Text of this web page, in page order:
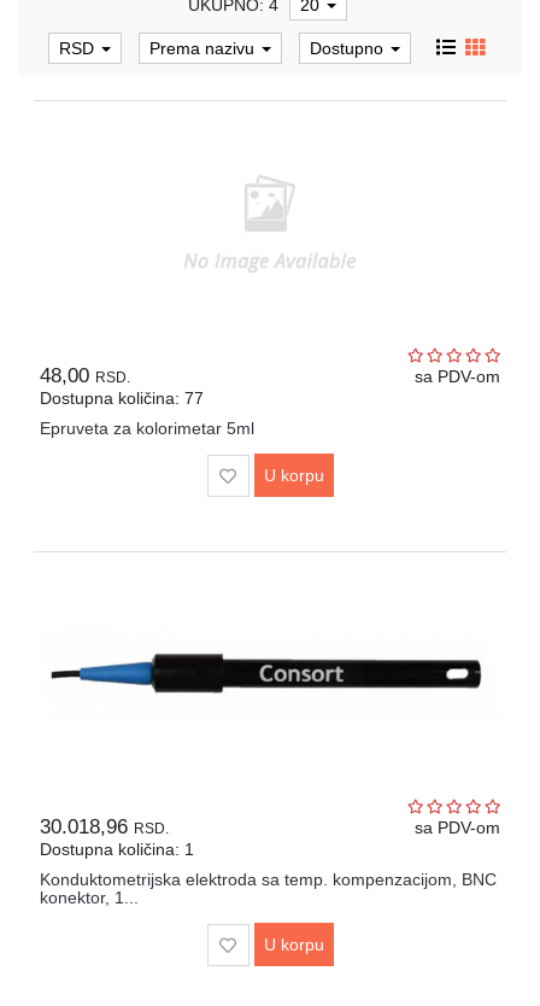
pipete,
propipete
laboratoriju
Razno
Drveni
različite
UKUPNO: 4 20
RSD Prema nazivu Dostupno
48,00 RSD.
sa PDV-om
Dostupna količina: 77
Epruveta za kolorimetar 5ml
U korpu
30.018,96 RSD.
sa PDV-om
Dostupna količina: 1
Konduktometrijska elektroda sa temp. kompenzacijom, BNC
konektor, 1...
U korpu